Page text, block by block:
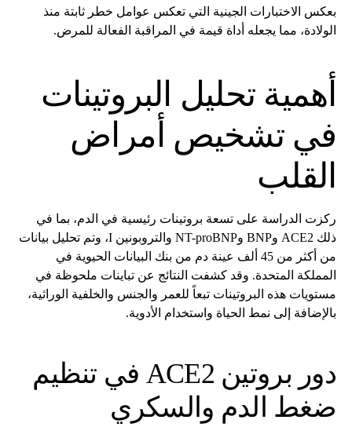
بعكس الاختبارات الجينية التي تعكس عوامل خطر ثابتة منذ
الولادة، مما يجعله أداة قيمة في المراقبة الفعالة للمرض.
أهمية تحليل البروتينات
في تشخيص أمراض
القلب
ركزت الدراسة على تسعة بروتينات رئيسية في الدم، بما في
ذلك ACE2 وBNP وNT-proBNP والتروبونين I، وتم تحليل بيانات
من أكثر من 45 ألف عينة دم من بنك البيانات الحيوية في
المملكة المتحدة. وقد كشفت النتائج عن تباينات ملحوظة في
مستويات هذه البروتينات تبعاً للعمر والجنس والخلفية الوراثية،
بالإضافة إلى نمط الحياة واستخدام الأدوية.
دور بروتين ACE2 في تنظيم
ضغط الدم والسكري